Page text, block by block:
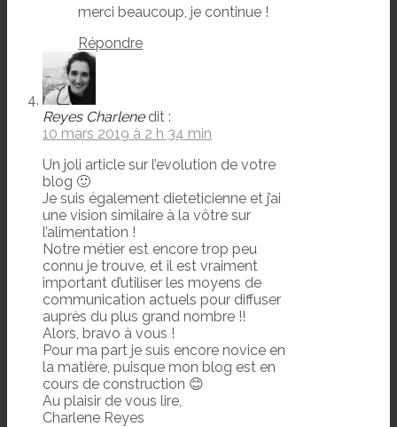
merci beaucoup, je continue !
Répondre
Reyes Charlene dit :
10 mars 2019 à 2 h 34 min
Un joli article sur l’evolution de votre
blog 🙂
Je suis également dieteticienne et j’ai
une vision similaire à la vôtre sur
l’alimentation !
Notre métier est encore trop peu
connu je trouve, et il est vraiment
important d’utiliser les moyens de
communication actuels pour diffuser
auprès du plus grand nombre !!
Alors, bravo à vous !
Pour ma part je suis encore novice en
la matière, puisque mon blog est en
cours de construction 😊
Au plaisir de vous lire,
Charlene Reyes